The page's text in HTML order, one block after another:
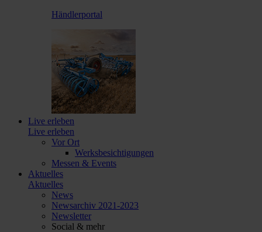
Händlerportal
Live erleben
Live erleben
Vor Ort
Werksbesichtigungen
Messen & Events
Aktuelles
Aktuelles
News
Newsarchiv 2021-2023
Newsletter
Social & mehr